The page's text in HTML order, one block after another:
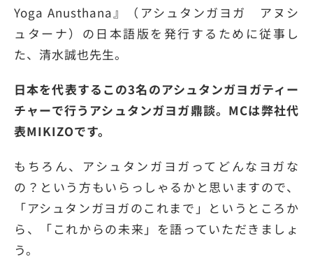
Yoga Anusthana』（アシュタンガヨガ アヌシ
ュターナ）の日本語版を発行するために従事し
た、清水誠也先生。
日本を代表するこの3名のアシュタンガヨガティー
チャーで行うアシュタンガヨガ鼎談。MCは弊社代
表MIKIZOです。
もちろん、アシュタンガヨガってどんなヨガな
の？という方もいらっしゃるかと思いますので、
「アシュタンガヨガのこれまで」というところか
ら、「これからの未来」を語っていただきましょ
う。